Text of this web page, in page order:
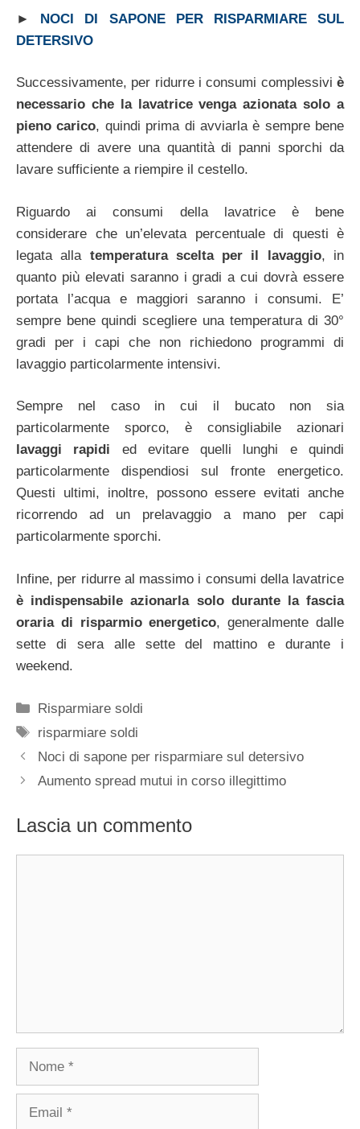
► NOCI DI SAPONE PER RISPARMIARE SUL
DETERSIVO
Successivamente, per ridurre i consumi complessivi è
necessario che la lavatrice venga azionata solo a
pieno carico, quindi prima di avviarla è sempre bene
attendere di avere una quantità di panni sporchi da
lavare sufficiente a riempire il cestello.
Riguardo ai consumi della lavatrice è bene
considerare che un’elevata percentuale di questi è
legata alla temperatura scelta per il lavaggio, in
quanto più elevati saranno i gradi a cui dovrà essere
portata l’acqua e maggiori saranno i consumi. E’
sempre bene quindi scegliere una temperatura di 30°
gradi per i capi che non richiedono programmi di
lavaggio particolarmente intensivi.
Sempre nel caso in cui il bucato non sia
particolarmente sporco, è consigliabile azionari
lavaggi rapidi ed evitare quelli lunghi e quindi
particolarmente dispendiosi sul fronte energetico.
Questi ultimi, inoltre, possono essere evitati anche
ricorrendo ad un prelavaggio a mano per capi
particolarmente sporchi.
Infine, per ridurre al massimo i consumi della lavatrice
è indispensabile azionarla solo durante la fascia
oraria di risparmio energetico, generalmente dalle
sette di sera alle sette del mattino e durante i
weekend.
Categorie
Risparmiare soldi
Tag
risparmiare soldi
Noci di sapone per risparmiare sul detersivo
Aumento spread mutui in corso illegittimo
Lascia un commento